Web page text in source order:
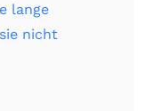
lange
nicht